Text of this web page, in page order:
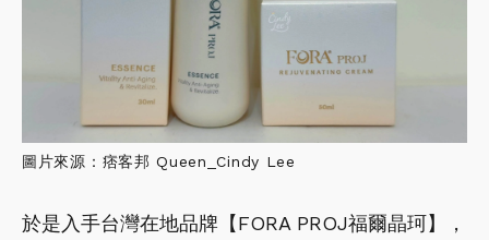
圖片來源：痞客邦 Queen_Cindy Lee
於是入手台灣在地品牌【FORA PROJ福爾晶珂】，